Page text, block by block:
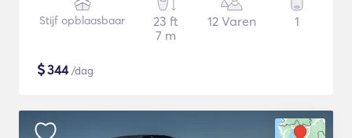
Stijf opblaasbaar
23 ft
7 m
12 Varen 1
$344/dag